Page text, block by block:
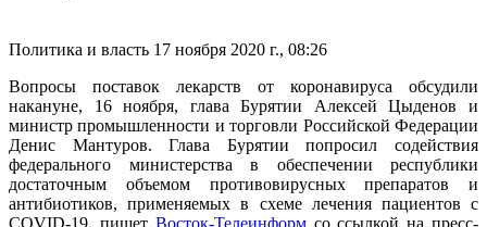
Политика и власть 17 ноября 2020 г., 08:26
Вопросы поставок лекарств от коронавируса обсудили
накануне, 16 ноября, глава Бурятии Алексей Цыденов и
министр промышленности и торговли Российской Федерации
Денис Мантуров. Глава Бурятии попросил содействия
федерального министерства в обеспечении республики
достаточным объемом противовирусных препаратов и
антибиотиков, применяемых в схеме лечения пациентов с